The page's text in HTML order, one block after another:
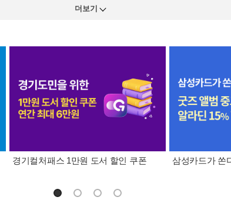
더보기
경기컬처패스 1만원 도서 할인 쿠폰 삼성카드가 쏜